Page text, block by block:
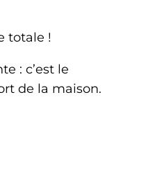
totale !
: c’est le
de la maison.